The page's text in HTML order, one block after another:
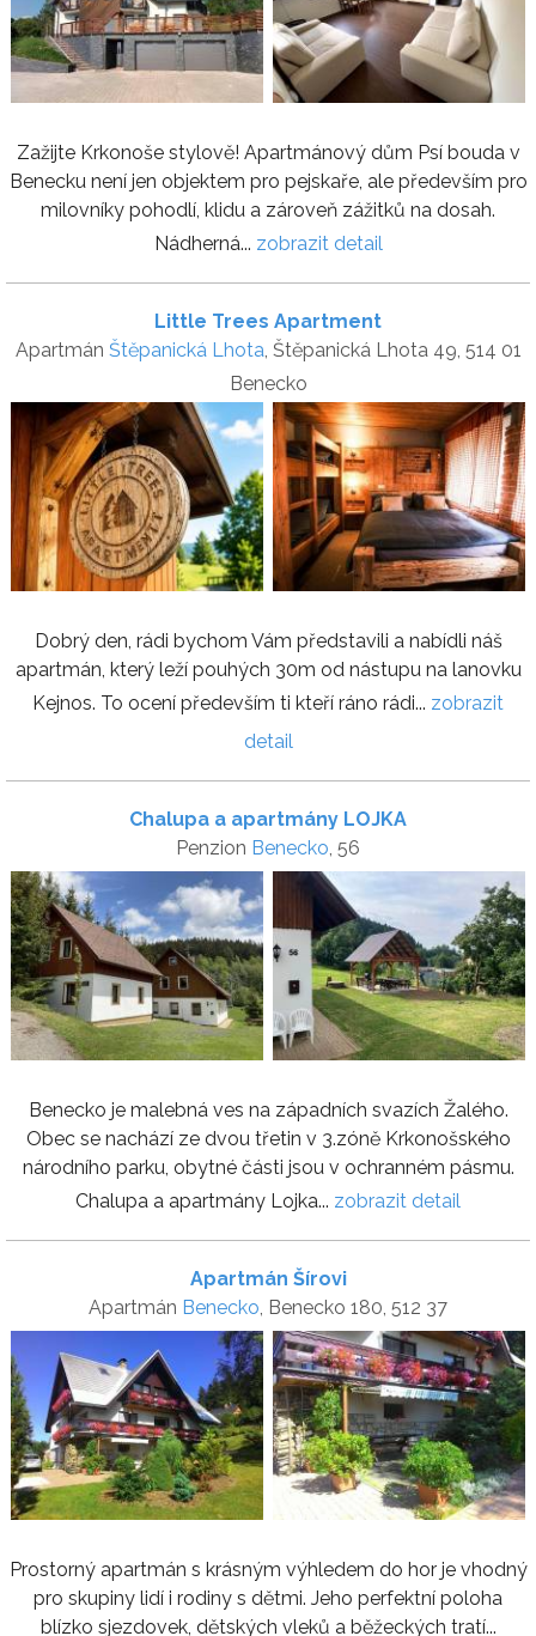
Zažijte Krkonoše stylově! Apartmánový dům Psí bouda v
Benecku není jen objektem pro pejskaře, ale především pro
milovníky pohodlí, klidu a zároveň zážitků na dosah.
Nádherná... zobrazit detail
Little Trees Apartment
Apartmán Štěpanická Lhota , Štěpanická Lhota 49, 514 01
Benecko
Dobrý den, rádi bychom Vám představili a nabídli náš
apartmán, který leží pouhých 30m od nástupu na lanovku
Kejnos. To ocení především ti kteří ráno rádi... zobrazit
detail
Chalupa a apartmány LOJKA
Penzion Benecko, 56
Benecko je malebná ves na západních svazích Žalého.
Obec se nachází ze dvou třetin v 3.zóně Krkonošského
národního parku, obytné části jsou v ochranném pásmu.
Chalupa a apartmány Lojka... zobrazit detail
Apartmán Šírovi
Apartmán Benecko, Benecko 180, 512 37
Prostorný apartmán s krásným výhledem do hor je vhodný
pro skupiny lidí i rodiny s dětmi. Jeho perfektní poloha
blízko sjezdovek, dětských vleků a běžeckých tratí...